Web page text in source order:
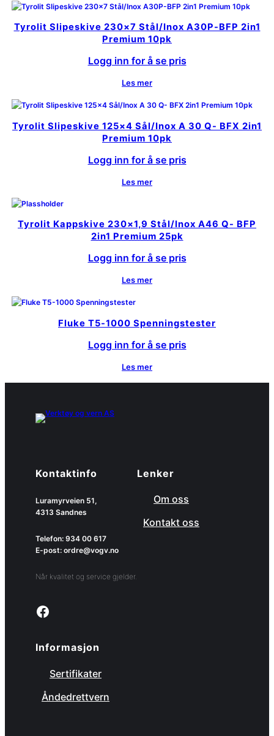
Tyrolit Slipeskive 230×7 Stål/Inox A30P-BFP 2in1
Premium 10pk
Logg inn for å se pris
Les mer
Tyrolit Slipeskive 125×4 Sål/Inox A 30 Q- BFX 2in1
Premium 10pk
Logg inn for å se pris
Les mer
Tyrolit Kappskive 230×1,9 Stål/Inox A46 Q- BFP
2in1 Premium 25pk
Logg inn for å se pris
Les mer
Fluke T5-1000 Spenningstester
Logg inn for å se pris
Les mer
Kontaktinfo
Luramyrveien 51,
4313 Sandnes
Telefon: 934 00 617
E-post: ordre@vogv.no
Når kvalitet og service gjelder.
Link to facebook page
Lenker
Om oss
Kontakt oss
Informasjon
Sertifikater
Åndedrettvern